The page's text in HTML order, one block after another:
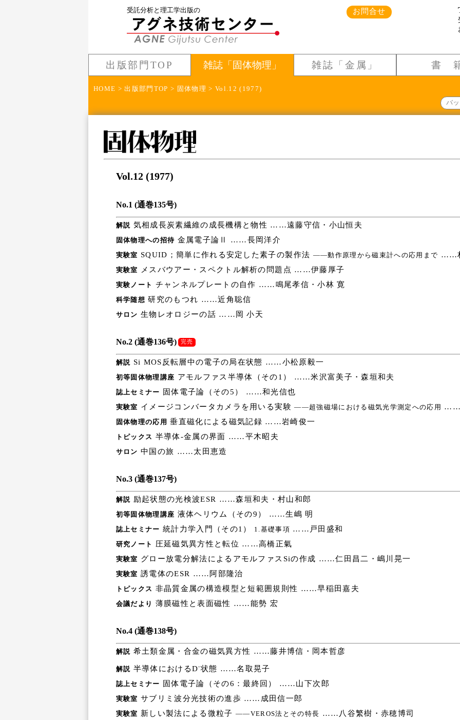
受託分析と理工学出版の お問合せ
出版部門TOP 雑誌「固体物理」 雑誌「金属」 書
HOME >出版部門TOP > 固体物理 > Vol.12 (1977)
バ
Vol.12 (1977)
No.1 (通巻135号)
解説 気相成長炭素繊維の成長機構と物性 ……遠藤守信・小山恒夫
固体物理への招待 金属電子論Ⅱ ……長岡洋介
実験室 SQUID；簡単に作れる安定した素子の製作法 ――動作原理から磁束計への応用まで ……
実験室 メスバウアー・スペクトル解析の問題点 ……伊藤厚子
実験ノート チャンネルプレートの自作 ……鳴尾孝信・小林 寛
科学随想 研究のもつれ ……近角聡信
サロン 生物レオロジーの話 ……岡 小天
No.2 (通巻136号) 完売
解説 Si MOS反転層中の電子の局在状態 ……小松原毅一
初等固体物理講座 アモルファス半導体（その1） ……米沢富美子・森垣和夫
誌上セミナー 固体電子論（その5） ……和光信也
実験室 イメージコンバータカメラを用いる実験――超強磁場における磁気光学測定への応用 ……
固体物理の応用 垂直磁化による磁気記録 ……岩崎俊一
トピックス 半導体-金属の界面 ……平木昭夫
サロン 中国の旅 ……太田恵造
No.3 (通巻137号)
解説 励起状態の光検波ESR ……森垣和夫・村山和郎
初等固体物理講座 液体ヘリウム（その9） ……生嶋 明
誌上セミナー 統計力学入門（その1） 1.基礎事項 ……戸田盛和
研究ノート 圧延磁気異方性と転位 ……高橋正氣
実験室 グロー放電分解法によるアモルファスSiの作成 ……仁田昌二・嶋川晃一
実験室 誘電体のESR ……阿部隆治
トピックス 非晶質金属の構造模型と短範囲規則性 ……早稲田嘉夫
会議だより 薄膜磁性と表面磁性 ……能勢 宏
No.4 (通巻138号)
解説 希土類金属・合金の磁気異方性 ……藤井博信・岡本哲彦
解説 半導体におけるD-状態 ……名取晃子
誌上セミナー 固体電子論（その6：最終回） ……山下次郎
実験室 サブリミ波分光技術の進歩 ……成田信一郎
実験室 新しい製法による微粒子 ――VEROS法とその特長 ……八谷繁樹・赤穂博司